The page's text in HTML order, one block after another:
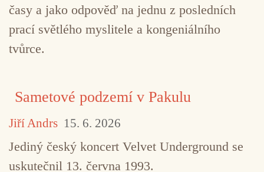
časy a jako odpověď na jednu z posledních
prací světlého myslitele a kongeniálního
tvůrce.
Sametové podzemí v Pakulu
Jiří Andrs 15. 6. 2026
Jediný český koncert Velvet Underground se
uskutečnil 13. června 1993.